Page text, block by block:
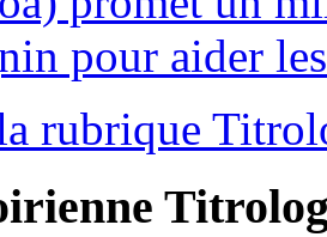
pour aider
rubrique